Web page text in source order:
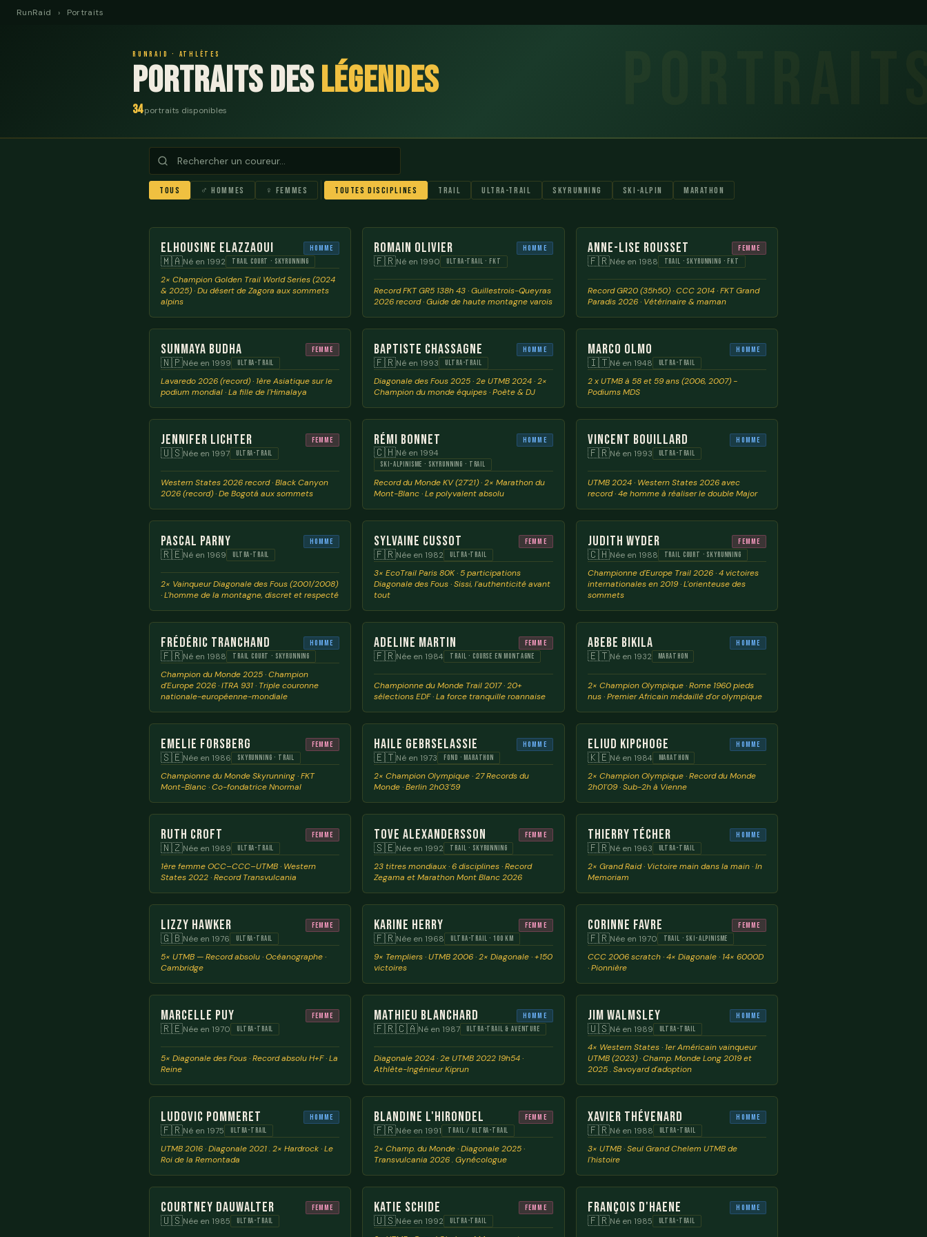
RunRaid › Portraits
RunRaid · Athlètes
Portraits desLégendes
34portraits disponibles
Tous ♂ Hommes ♀ Femmes Toutes disciplines Trail Ultra-trail Skyrunning Ski-alpin Marathon
Elhousine Elazzaoui Homme
🇲🇦Né en 1992 TRAIL COURT · SKYRUNNING
2× Champion Golden Trail World Series (2024
& 2025) · Du désert de Zagora aux sommets
alpins
Romain Olivier Homme
🇫🇷Né en 1990 ULTRA-TRAIL · FKT
Record FKT GR5 138h 43 · Guillestrois-Queyras
2026 record · Guide de haute montagne varois
Anne-Lise Rousset Femme
🇫🇷Née en 1988 TRAIL · SKYRUNNING · FKT
Record GR20 (35h50) · CCC 2014 · FKT Grand
Paradis 2026 · Vétérinaire & maman
Sunmaya Budha Femme
🇳🇵Née en 1999 ULTRA-TRAIL
Lavaredo 2026 (record) · 1ère Asiatique sur le
podium mondial · La fille de l'Himalaya
Baptiste Chassagne Homme
🇫🇷Né en 1993 ULTRA-TRAIL
Diagonale des Fous 2025 · 2e UTMB 2024 · 2×
Champion du monde équipes · Poète & DJ
Marco OLMO Homme
🇮🇹Né en 1948 ULTRA-TRAIL
2 x UTMB à 58 et 59 ans (2006, 2007) -
Podiums MDS
Jennifer Lichter Femme
🇺🇸Née en 1997 ULTRA-TRAIL
Western States 2026 record · Black Canyon
2026 (record) · De Bogotá aux sommets
Rémi Bonnet Homme
🇨🇭Né en 1994
SKI-ALPINISME · SKYRUNNING · TRAIL
Record du Monde KV (27'21) · 2× Marathon du
Mont-Blanc · Le polyvalent absolu
Vincent Bouillard Homme
🇫🇷Né en 1993 ULTRA-TRAIL
UTMB 2024 · Western States 2026 avec
record · 4e homme à réaliser le double Major
Pascal Parny Homme
🇷🇪Né en 1969 ULTRA-TRAIL
2× Vainqueur Diagonale des Fous (2001/2008)
· L'homme de la montagne, discret et respecté
Sylvaine Cussot Femme
🇫🇷Née en 1982 ULTRA-TRAIL
3× EcoTrail Paris 80K · 5 participations
Diagonale des Fous · Sissi, l'authenticité avant
tout
Judith Wyder Femme
🇨🇭Née en 1988 TRAIL COURT · SKYRUNNING
Championne d'Europe Trail 2026 · 4 victoires
internationales en 2019 · L'orienteuse des
sommets
Frédéric Tranchand Homme
🇫🇷Né en 1988 TRAIL COURT · SKYRUNNING
Champion du Monde 2025 · Champion
d'Europe 2026 · ITRA 931 · Triple couronne
nationale-européenne-mondiale
Adeline Martin Femme
🇫🇷Née en 1984 TRAIL · COURSE EN MONTAGNE
Championne du Monde Trail 2017 · 20+
sélections EDF · La force tranquille roannaise
Abebe Bikila Homme
🇪🇹Né en 1932 MARATHON
2× Champion Olympique · Rome 1960 pieds
nus · Premier Africain médaillé d'or olympique
Emelie Forsberg Femme
🇸🇪Née en 1986 SKYRUNNING · TRAIL
Championne du Monde Skyrunning · FKT
Mont-Blanc · Co-fondatrice Nnormal
Haile Gebrselassie Homme
🇪🇹Né en 1973 FOND · MARATHON
2× Champion Olympique · 27 Records du
Monde · Berlin 2h03'59
Eliud Kipchoge Homme
🇰🇪Né en 1984 MARATHON
2× Champion Olympique · Record du Monde
2h01'09 · Sub-2h à Vienne
Ruth Croft Femme
🇳🇿Née en 1989 ULTRA-TRAIL
1ère femme OCC–CCC–UTMB · Western
States 2022 · Record Transvulcania
Tove Alexandersson Femme
🇸🇪Née en 1992 TRAIL · SKYRUNNING
23 titres mondiaux · 6 disciplines · Record
Zegama et Marathon Mont Blanc 2026
Thierry Técher Homme
🇫🇷Né en 1963 ULTRA-TRAIL
2× Grand Raid · Victoire main dans la main · In
Memoriam
Lizzy Hawker Femme
🇬🇧Née en 1976 ULTRA-TRAIL
5× UTMB — Record absolu · Océanographe ·
Cambridge
Karine Herry Femme
🇫🇷Née en 1968 ULTRA-TRAIL · 100 KM
9× Templiers · UTMB 2006 · 2× Diagonale · +150
victoires
Corinne Favre Femme
🇫🇷Née en 1970 TRAIL · SKI-ALPINISME
CCC 2006 scratch · 4× Diagonale · 14× 6000D
· Pionnière
Marcelle Puy Femme
🇷🇪Née en 1970 ULTRA-TRAIL
5× Diagonale des Fous · Record absolu H+F · La
Reine
Mathieu Blanchard Homme
🇫🇷🇨🇦Né en 1987 ULTRA-TRAIL & AVENTURE
Diagonale 2024 · 2e UTMB 2022 19h54 ·
Athlète-Ingénieur Kiprun
Jim Walmsley Homme
🇺🇸Né en 1989 ULTRA-TRAIL
4× Western States · 1er Américain vainqueur
UTMB (2023) · Champ. Monde Long 2019 et
2025 . Savoyard d'adoption
Ludovic Pommeret Homme
🇫🇷Né en 1975 ULTRA-TRAIL
UTMB 2016 · Diagonale 2021 . 2× Hardrock · Le
Roi de la Remontada
Blandine L'Hirondel Femme
🇫🇷Née en 1991 TRAIL / ULTRA-TRAIL
2× Champ. du Monde · Diagonale 2025 ·
Transvulcania 2026 . Gynécologue
Xavier Thévenard Homme
🇫🇷Né en 1988 ULTRA-TRAIL
3× UTMB · Seul Grand Chelem UTMB de
l'histoire
Courtney Dauwalter Femme
🇺🇸Née en 1985 ULTRA-TRAIL
Katie Schide Femme
🇺🇸Née en 1992 ULTRA-TRAIL
François D'Haene Homme
🇫🇷Né en 1985 ULTRA-TRAIL